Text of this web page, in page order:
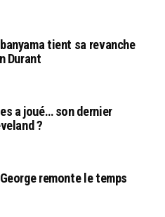
tient sa revanche
Durant
a joué… son dernier
?
remonte le temps